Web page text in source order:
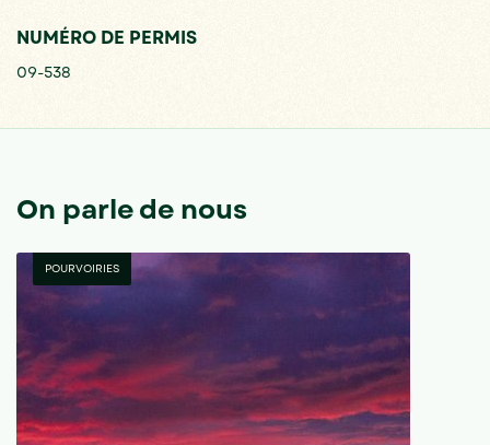
NUMÉRO DE PERMIS
09-538
On parle de nous
POURVOIRIES